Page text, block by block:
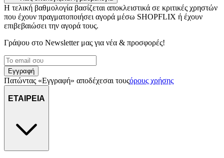
Η τελική βαθμολογία βασίζεται αποκλειστικά σε κριτικές χρηστών
που έχουν πραγματοποιήσει αγορά μέσω SHOPFLIX ή έχουν
επιβεβαιώσει την αγορά τους.
Γράψου στο Νewsletter μας για νέα & προσφορές!
Εγγραφή
Πατώντας «Εγγραφή» αποδέχεσαι τουςόρους χρήσης
ΕΤΑΙΡΕΙΑ